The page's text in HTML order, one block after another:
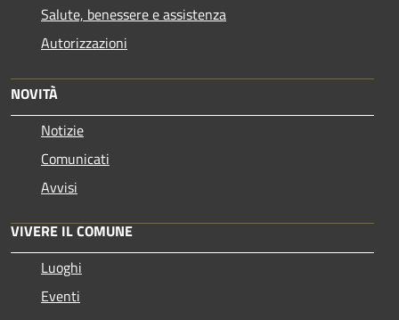
Salute, benessere e assistenza
Autorizzazioni
NOVITÀ
Notizie
Comunicati
Avvisi
VIVERE IL COMUNE
Luoghi
Eventi